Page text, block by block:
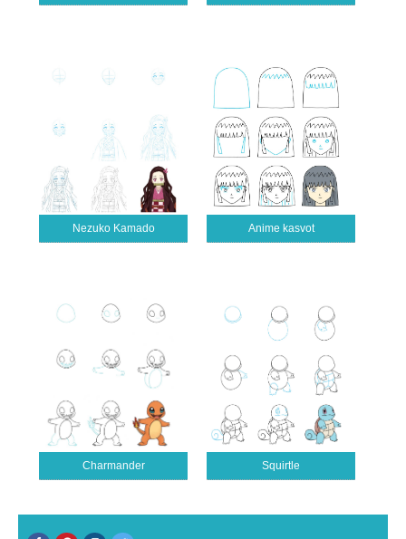
Nezuko Kamado Anime kasvot
Charmander Squirtle